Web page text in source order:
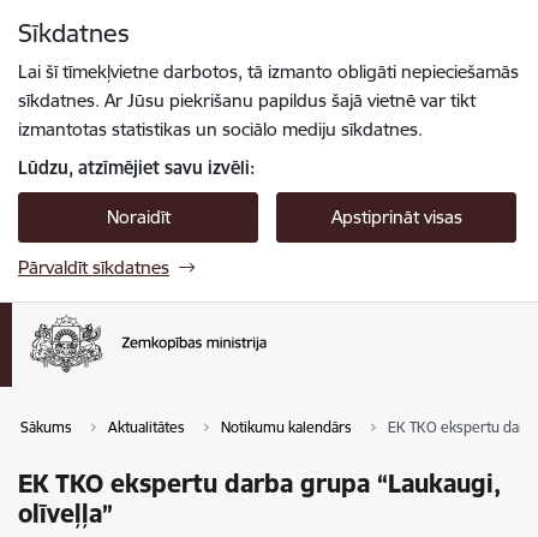
Sīkdatnes
Lai šī tīmekļvietne darbotos, tā izmanto obligāti nepieciešamās
sīkdatnes. Ar Jūsu piekrišanu papildus šajā vietnē var tikt
izmantotas statistikas un sociālo mediju sīkdatnes.
Lūdzu, atzīmējiet savu izvēli:
Noraidīt Apstiprināt visas
Pārvaldīt sīkdatnes
Sākums Aktualitātes Notikumu kalendārs EK TKO ekspertu
EK TKO ekspertu darba grupa “Laukaugi,
olīveļļa”